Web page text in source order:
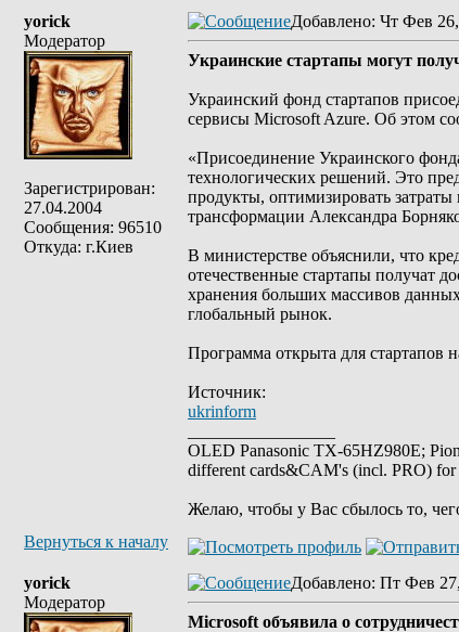
yorick
Модератор
Зарегистрирован:
27.04.2004
Сообщения: 96510
Откуда: г.Киев
Добавлено: Чт Фев
Украинские стартапы могут
Украинский фонд стартапов
сервисы Microsoft Azure. Об этом
«Присоединение Украинского
технологических решений. Это
продукты, оптимизировать
трансформации Александра
В министерстве объяснили, что
отечественные стартапы получат
хранения больших массивов
глобальный рынок.
Программа открыта для стартапов
Источник:
ukrinform
OLED Panasonic TX-65HZ980E;
different cards&CAM's (incl. PRO)
Желаю, чтобы у Вас сбылось то,
Вернуться к началу
yorick
Модератор
Добавлено: Пт Фев
Microsoft объявила о